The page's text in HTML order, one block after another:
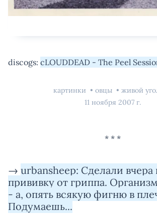
discogs: cLOUDDEAD - The Peel
картинки овцы
живой
11 ноября 2007 г.
→ urbansheep: Сделали вчера
прививку от гриппа.
- а, опять всякую фигню в
Подумаешь...